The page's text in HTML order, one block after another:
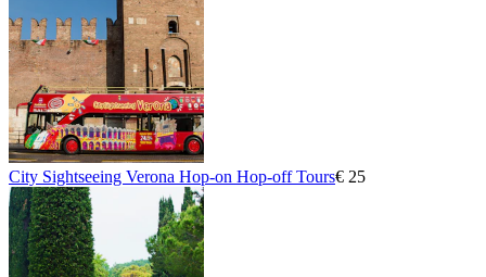
City Sightseeing Verona Hop-on Hop-off Tours€ 25